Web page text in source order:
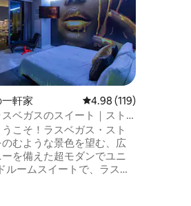
つ星の平均評価
軒家 レビュー119件、5つ
4.98 (119)
ベガスのスイート｜スト
バルコニー
こそ！ラスベガス・スト
むような景色を望む、広
を備えた超モダンでユニ
ルームスイートで、ラスベ
リッシュに体験しましょ
プグレードされたスイート